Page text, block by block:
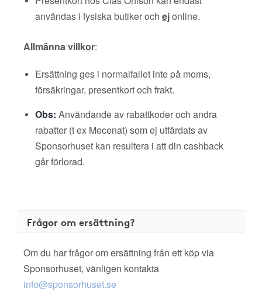
användas i fysiska butiker och ejonline.
Allmänna villkor:
Ersättning ges i normalfallet inte på moms,
försäkringar, presentkort och frakt.
Obs: Användande av rabattkoder och andra
rabatter (t ex Mecenat) som ej utfärdats av
Sponsorhuset kan resultera i att din cashback
går förlorad.
Frågor om ersättning?
Om du har frågor om ersättning från ett köp via
Sponsorhuset, vänligen kontakta
info@sponsorhuset.se